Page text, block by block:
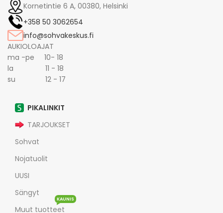
Kornetintie 6 A, 00380, Helsinki
+358 50 3062654
info@sohvakeskus.fi
AUKIOLOAJAT
ma -pe 10- 18
la 11 - 18
su 12 - 17
PIKALINKIT
TARJOUKSET
Sohvat
Nojatuolit
UUSI
Sängyt
Muut tuotteet
KAUNIS